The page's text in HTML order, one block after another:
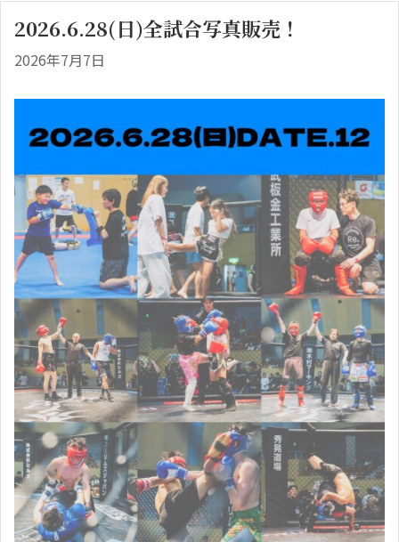
2026.6.28(日)全試合写真販売！
2026年7月7日